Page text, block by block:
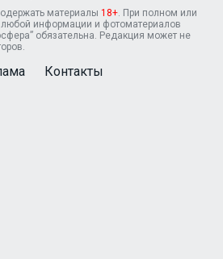
материалы 18+ . При полном или
информации и фотоматериалов
обязательна. Редакция может не
Контакты